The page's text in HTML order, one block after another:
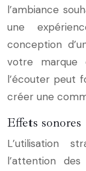
l’ambiance
une
conception
votre marque
l’écouter peut
créer une
Effets sonores
L’utilisation
l’attention